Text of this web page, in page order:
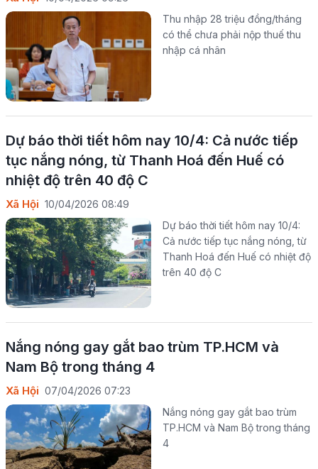
Thu nhập 28 triệu đồng/tháng
có thể chưa phải nộp thuế thu
nhập cá nhân
Dự báo thời tiết hôm nay 10/4: Cả nước tiếp
tục nắng nóng, từ Thanh Hoá đến Huế có
nhiệt độ trên 40 độ C
Xã Hội 10/04/2026 08:49
Dự báo thời tiết hôm nay 10/4:
Cả nước tiếp tục nắng nóng, từ
Thanh Hoá đến Huế có nhiệt độ
trên 40 độ C
Nắng nóng gay gắt bao trùm TP.HCM và
Nam Bộ trong tháng 4
Xã Hội 07/04/2026 07:23
Nắng nóng gay gắt bao trùm
TP.HCM và Nam Bộ trong tháng
4